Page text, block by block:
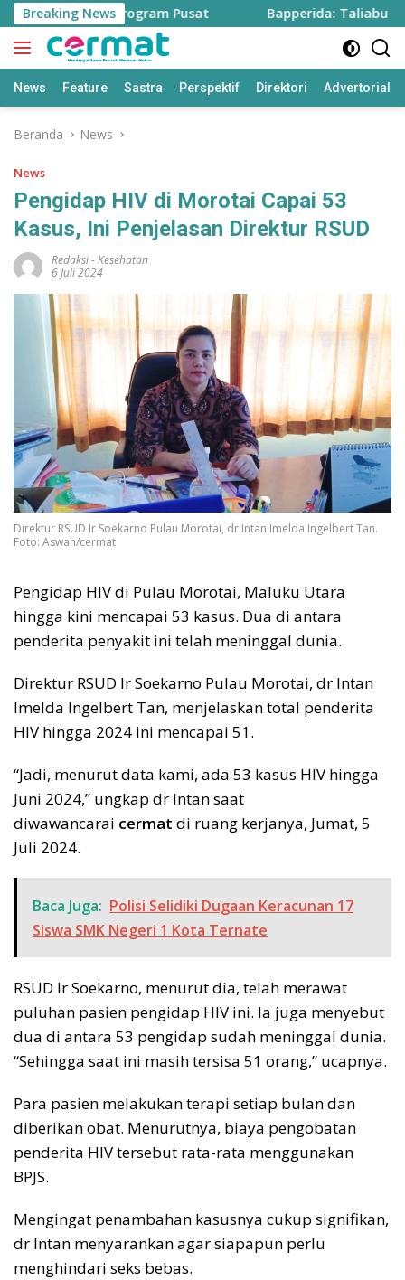
Langsung
ke
konten
Breaking News
Sawah dari Program Pusat Bapperida: Taliabu
News Feature Sastra Perspektif Direktori Advertorial
Beranda News
News
Pengidap HIV di Morotai Capai 53
Kasus, Ini Penjelasan Direktur RSUD
Redaksi-Kesehatan
6 Juli 2024
Direktur RSUD Ir Soekarno Pulau Morotai, dr Intan Imelda Ingelbert Tan.
Foto: Aswan/cermat
Pengidap HIV di Pulau Morotai, Maluku Utara
hingga kini mencapai 53 kasus. Dua di antara
penderita penyakit ini telah meninggal dunia.
Direktur RSUD Ir Soekarno Pulau Morotai, dr Intan
Imelda Ingelbert Tan, menjelaskan total penderita
HIV hingga 2024 ini mencapai 51.
“Jadi, menurut data kami, ada 53 kasus HIV hingga
Juni 2024,” ungkap dr Intan saat
diwawancarai cermat di ruang kerjanya, Jumat, 5
Juli 2024.
Baca Juga: Polisi Selidiki Dugaan Keracunan 17
Siswa SMK Negeri 1 Kota Ternate
RSUD Ir Soekarno, menurut dia, telah merawat
puluhan pasien pengidap HIV ini. Ia juga menyebut
dua di antara 53 pengidap sudah meninggal dunia.
“Sehingga saat ini masih tersisa 51 orang,” ucapnya.
Para pasien melakukan terapi setiap bulan dan
diberikan obat. Menurutnya, biaya pengobatan
penderita HIV tersebut rata-rata menggunakan
BPJS.
Mengingat penambahan kasusnya cukup signifikan,
dr Intan menyarankan agar siapapun perlu
menghindari seks bebas.